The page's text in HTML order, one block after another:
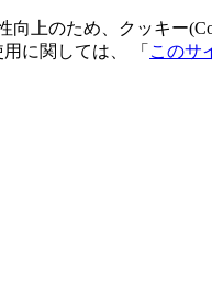
上のため、クッキー
に関しては、 「 このサ